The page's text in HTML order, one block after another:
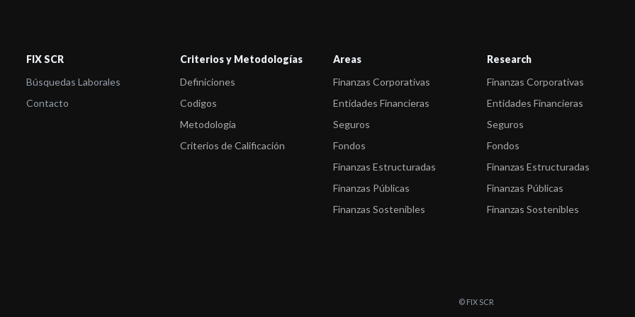
FIX SCR
Búsquedas Laborales
Contacto
Criterios y Metodologías
Definiciones
Codigos
Metodología
Criterios de Calificación
Areas
Finanzas Corporativas
Entidades Financieras
Seguros
Fondos
Finanzas Estructuradas
Finanzas Públicas
Finanzas Sostenibles
Research
Finanzas Corporativas
Entidades Financieras
Seguros
Fondos
Finanzas Estructuradas
Finanzas Públicas
Finanzas Sostenibles
© FIX SCR